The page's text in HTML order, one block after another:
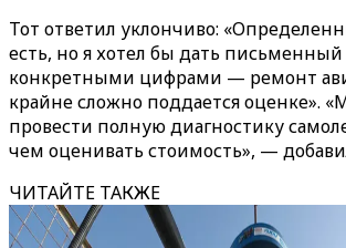
Тот ответил уклончиво:
есть, но я хотел бы дать письменный
конкретными цифрами — ремонт
крайне сложно поддается оценке».
провести полную диагностику
чем оценивать стоимость», —
ЧИТАЙТЕ ТАКЖЕ